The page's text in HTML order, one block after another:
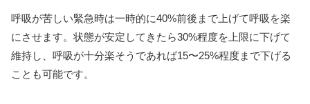
呼吸が苦しい緊急時は一時的に40%前後まで上げて呼吸を楽
にさせます。状態が安定してきたら30%程度を上限に下げて
維持し、呼吸が十分楽そうであれば15〜25%程度まで下げる
ことも可能です。